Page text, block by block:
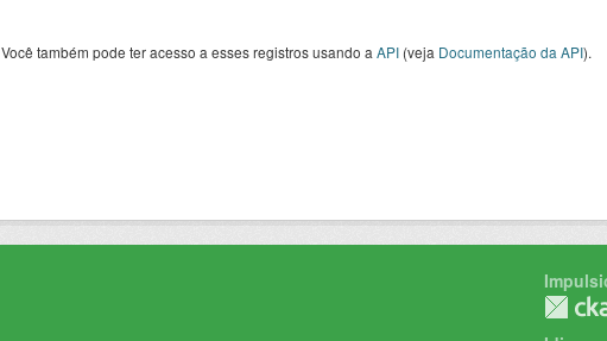
Você também pode ter acesso a esses registros usando a API (veja Documentação da API).